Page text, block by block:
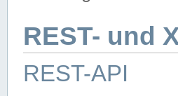
REST- und
REST-API